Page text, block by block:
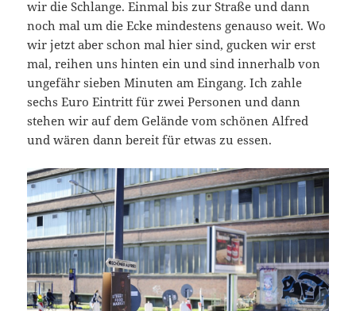
wir die Schlange. Einmal bis zur Straße und dann
noch mal um die Ecke mindestens genauso weit. Wo
wir jetzt aber schon mal hier sind, gucken wir erst
mal, reihen uns hinten ein und sind innerhalb von
ungefähr sieben Minuten am Eingang. Ich zahle
sechs Euro Eintritt für zwei Personen und dann
stehen wir auf dem Gelände vom schönen Alfred
und wären dann bereit für etwas zu essen.